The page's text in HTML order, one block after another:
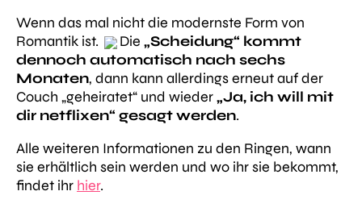
Wenn das mal nicht die modernste Form von
Romantik ist.
Die „Scheidung“ kommt
dennoch automatisch nach sechs
Monaten, dann kann allerdings erneut auf der
Couch „geheiratet“ und wieder„Ja, ich will mit
dir netflixen“ gesagt werden.
Alle weiteren Informationen zu den Ringen, wann
sie erhältlich sein werden und wo ihr sie bekommt,
findet ihr hier.